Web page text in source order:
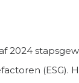
2024
(ESG).